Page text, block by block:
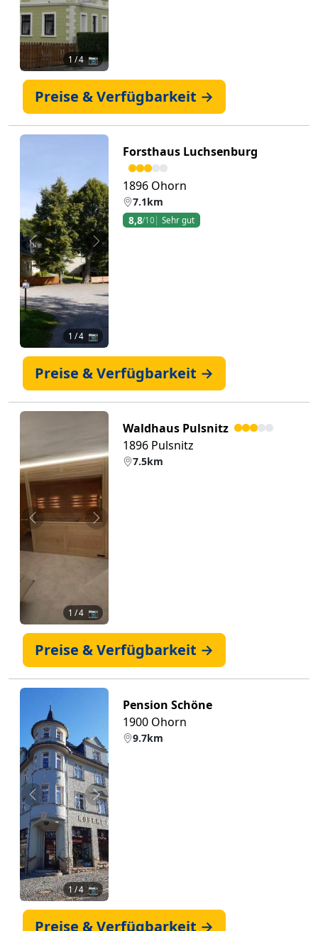
1 / 4 📷
Preise & Verfügbarkeit →
Zurück Weiter
1 / 4 📷
Forsthaus Luchsenburg
1896 Ohorn
7.1km
8,8/10 Sehr gut
Preise & Verfügbarkeit →
Zurück Weiter
1 / 4 📷
Waldhaus Pulsnitz
1896 Pulsnitz
7.5km
Preise & Verfügbarkeit →
Zurück Weiter
1/ 4 📷
Pension Schöne
1900 Ohorn
9.7km
Preise & Verfügbarkeit →